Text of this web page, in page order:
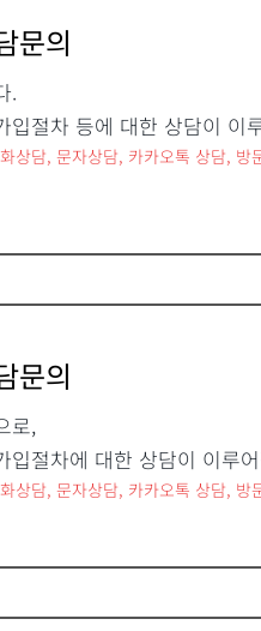
문의
.
입절차 등에 대한 상담이 이
상담, 문자상담, 카카오톡 상담, 방
문의
로,
입절차에 대한 상담이 이루
상담, 문자상담, 카카오톡 상담, 방